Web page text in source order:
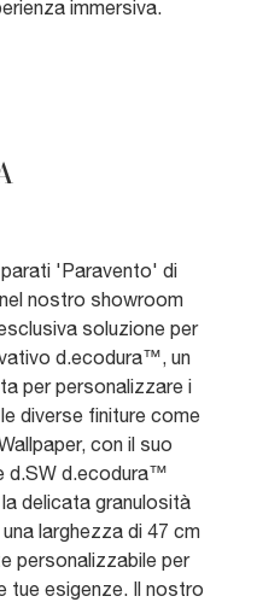
immersiva.
'Paravento' di
nostro showroom
soluzione per
d.ecodura™, un
per personalizzare i
diverse finiture come
con il suo
d.SW d.ecodura™
delicata granulosità
larghezza di 47 cm
personalizzabile per
tue esigenze. Il nostro